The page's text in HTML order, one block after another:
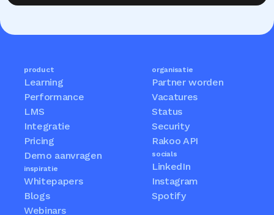
product
Learning
Performance
LMS
Integratie
Pricing
Demo aanvragen
inspiratie
Whitepapers
Blogs
Webinars
organisatie
Partner worden
Vacatures
Status
Security
Rakoo API
socials
LinkedIn
Instagram
Spotify